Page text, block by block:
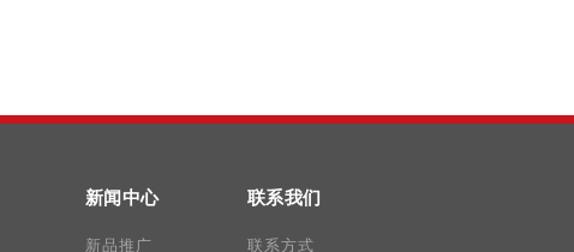
新闻中心
新品推广
联系我们
联系方式